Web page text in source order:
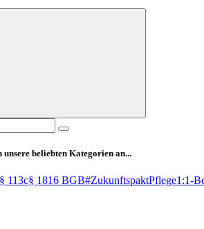
unsere beliebten Kategorien an...
§ 113c§ 1816 BGB#ZukunftspaktPflege1:1-